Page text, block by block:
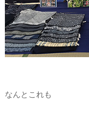
なんとこれも